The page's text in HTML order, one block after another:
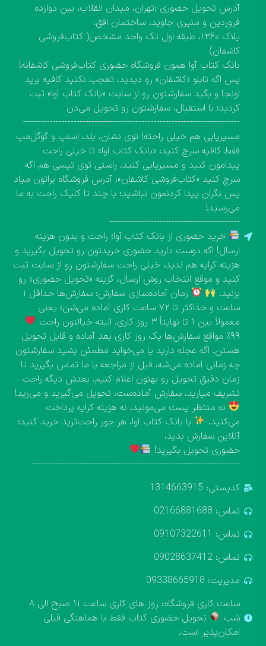
آدرس تحویل حضوری :تهران، میدان انقلاب، بین دوازده
فروردین و منیری جاوید، ساختمان افق،
پلاک ۱۳۶۰، طبقه اول تک واحد مشخص( کتاب‌فروشی
کاشفان)
بانک کتاب آوا همون فروشگاه حضوری کتاب‌فروشی کاشفانه!
پس اگه تابلو «کاشفان» رو دیدید، تعجب نکنید کافیه برید
اونجا و بگید سفارشتون رو از سایت «بانک کتاب آوا» ثبت
کردید؛ با استقبال، سفارشتون رو تحویل می‌دن
-------------------------------------------------------------------------
مسیریابی هم خیلی راحته! توی نشان، بلد، اسنپ و گوگل‌مپ
فقط کافیه سرچ کنید: «بانک کتاب آوا» تا خیلی راحت
پیدامون کنید و مسیریابی کنید. راستی توی تپسی هم اگه
سرچ کنید «کتاب‌فروشی کاشفان»، آدرس فروشگاه براتون میاد
پس نگران پیدا کردنمون نباشید؛ با چند تا کلیک راحت به ما
می‌رسید!
--------------------------------------------
خرید حضوری از بانک کتاب آوا؛ راحت و بدون هزینه
ارسال! اگه دوست دارید حضوری خریدتون رو تحویل بگیرید و
هزینه کرایه هم ندید، خیلی راحت سفارشتون رو از سایت ثبت
کنید و موقع انتخاب روش ارسال، گزینه «تحویل حضوری» رو
بزنید.
زمان آماده‌سازی سفارش: سفارش‌ها حداقل ۱
ساعت و حداکثر تا ۷۲ ساعت کاری آماده می‌شن؛ یعنی
معمولاً بین ۱ تا نهایتاً ۳ روز کاری. البته خیالتون راحت
۹۹٪ مواقع سفارش‌ها یک روز کاری بعد آماده و قابل تحویل
هستن. اگه عجله دارید یا می‌خواید مطمئن بشید سفارشتون
چه زمانی آماده می‌شه، قبل از مراجعه با ما تماس بگیرید تا
زمان دقیق تحویل رو بهتون اعلام کنیم. بعدش دیگه راحت
تشریف میارید، سفارش آماده‌ست، تحویل می‌گیرید و می‌رید!
نه منتظر پست می‌مونید، نه هزینه کرایه پرداخت
می‌کنید.
با بانک کتاب آوا، هر جور راحت‌ترید خرید کنید؛
آنلاین سفارش بدید،
حضوری تحویل بگیرید!
----------------------------------------------------------------------
کدپستی: 1314663915
تماس: 02166881688
تماس: 09107322611
تماس: 09028637412
مدیریت: 09338665918
ساعت کاری فروشگاه: روز های کاری ساعت ۱۱ صبح الی ۸
شب
تحویل حضوری کتاب فقط با هماهنگی قبلی
امکان‌پذیر است.